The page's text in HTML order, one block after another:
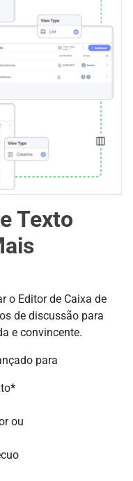
Texto
o Editor de Caixa de
de discussão para
e convincente.
para
*
ou